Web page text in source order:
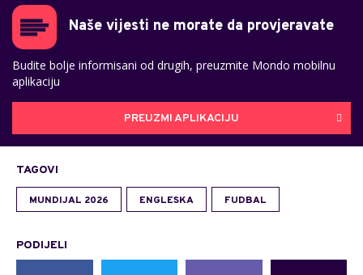
Naše vijesti ne morate da provjeravate
Budite bolje informisani od drugih, preuzmite Mondo mobilnu
aplikaciju
PREUZMI APLIKACIJU
TAGOVI
MUNDIJAL 2026 ENGLESKA FUDBAL
PODIJELI